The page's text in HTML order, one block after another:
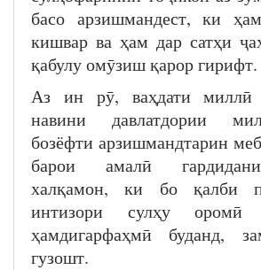
басо арзишмандест, ки
кишвар ва ҳам дар сатҳи
қабулу омӯзиш қарор гирифт.
Аз ин рӯ, ваҳдати миллӣ
навини давлатдории
бозёфти арзишмандтарин
барои амалӣ
халқамон, ки бо қалби
интизори сулҳу оромӣ
ҳамдигарфаҳмӣ буданд,
гузошт.